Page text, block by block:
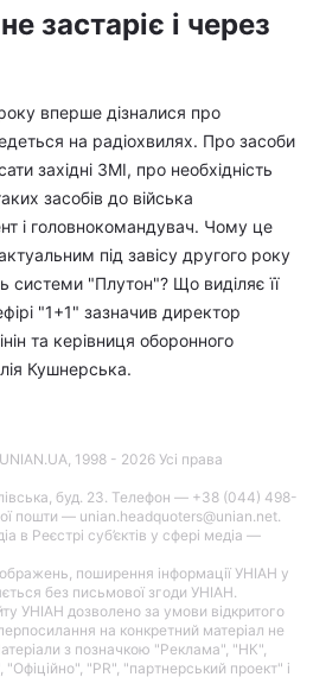
застаріє і через
вперше дізналися про
на радіохвилях. Про засоби
західні ЗМІ, про необхідність
засобів до війська
і головнокомандувач. Чому це
під завісу другого року
системи "Плутон"? Що виділяє її
"1+1" зазначив директор
та керівниця оборонного
Кушнерська.
1998 - 2026 Усі права
буд. 23. Телефон — +38 (044) 498-
пошти — unian.headquoters@unian.net.
в Реєстрі суб’єктів у сфері медіа —
поширення інформації УНІАН у
без письмової згоди УНІАН.
УНІАН дозволено за умови відкритого
на конкретний матеріал не
з позначкою "Реклама", "НК",
"PR", "партнерський проект" і